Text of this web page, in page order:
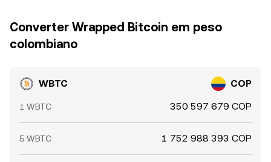
Converter Wrapped Bitcoin em peso
colombiano
WBTC COP
1 WBTC 350 597 679 COP
5 WBTC 1 752 988 393 COP